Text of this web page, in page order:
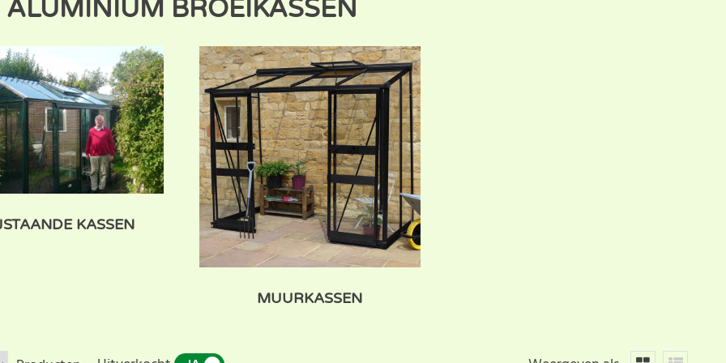
ALUMINIUM BROEIKASSEN
KASSEN
MUURKASSEN